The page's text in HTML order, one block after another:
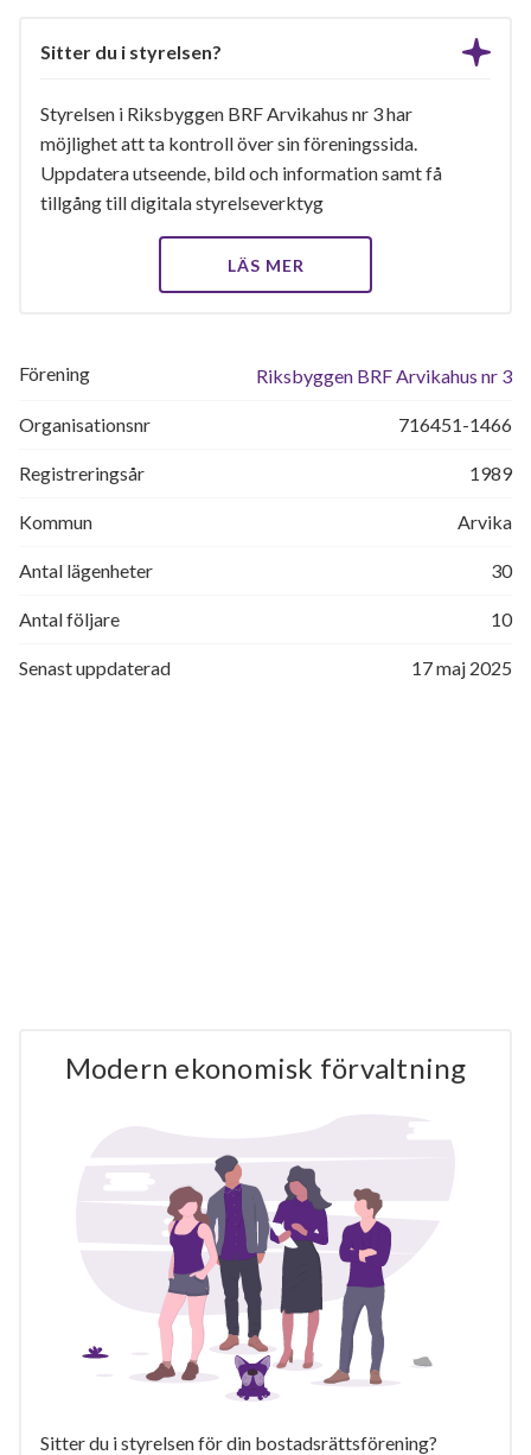
Sitter du i styrelsen?
Styrelsen i Riksbyggen BRF Arvikahus nr 3 har
möjlighet att ta kontroll över sin föreningssida.
Uppdatera utseende, bild och information samt få
tillgång till digitala styrelseverktyg
LÄS MER
Förening Riksbyggen BRF Arvikahus nr 3
Organisationsnr 716451-1466
Registreringsår 1989
Kommun Arvika
Antal lägenheter 30
Antal följare 10
Senast uppdaterad 17 maj 2025
Modern ekonomisk förvaltning
Sitter du i styrelsen för din bostadsrättsförening?